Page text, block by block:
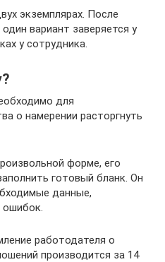
экземплярах. После
вариант заверяется у
у сотрудника.
для
о намерении расторгнуть
форме, его
готовый бланк. Он
данные,
работодателя о
производится за 14